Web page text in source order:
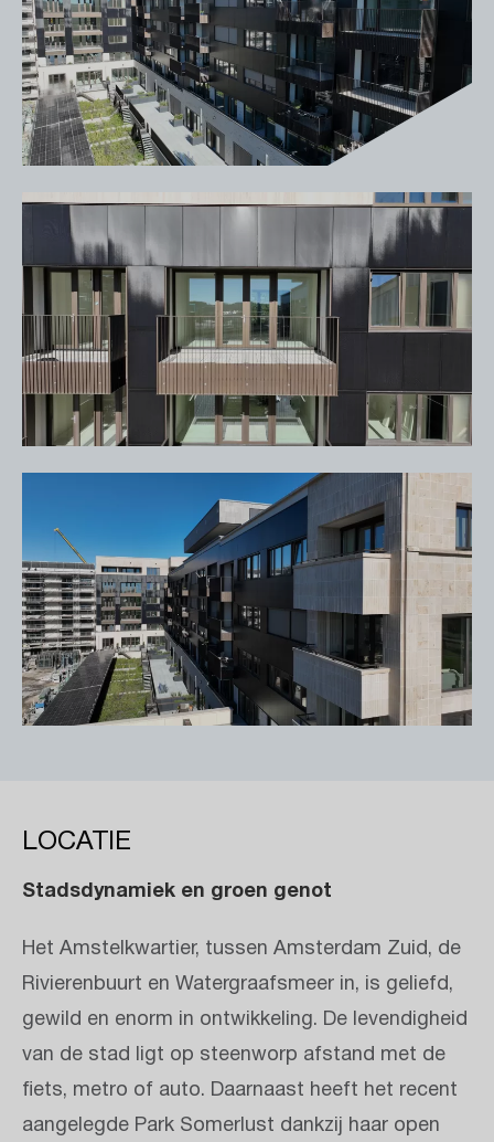
LOCATIE
Stadsdynamiek en groen genot
Het Amstelkwartier, tussen Amsterdam ­Zuid, de
Rivierenbuurt en Watergraafsmeer in, is geliefd,
gewild en enorm in ontwikkeling. De levendigheid
van de stad ligt op steenworp afstand met de
fiets, metro of auto. Daarnaast heeft het recent
aangelegde Park Somerlust dankzij haar open